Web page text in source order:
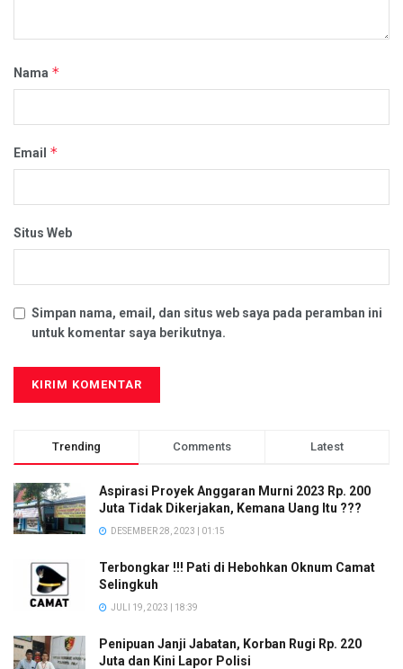
Nama *
Email *
Situs Web
Simpan nama, email, dan situs web saya pada peramban ini
untuk komentar saya berikutnya.
Trending Comments Latest
Aspirasi Proyek Anggaran Murni 2023 Rp. 200
Juta Tidak Dikerjakan, Kemana Uang Itu ???
DESEMBER 28, 2023 | 01:15
Terbongkar !!! Pati di Hebohkan Oknum Camat
Selingkuh
JULI 19, 2023 | 18:39
Penipuan Janji Jabatan, Korban Rugi Rp. 220
Juta dan Kini Lapor Polisi